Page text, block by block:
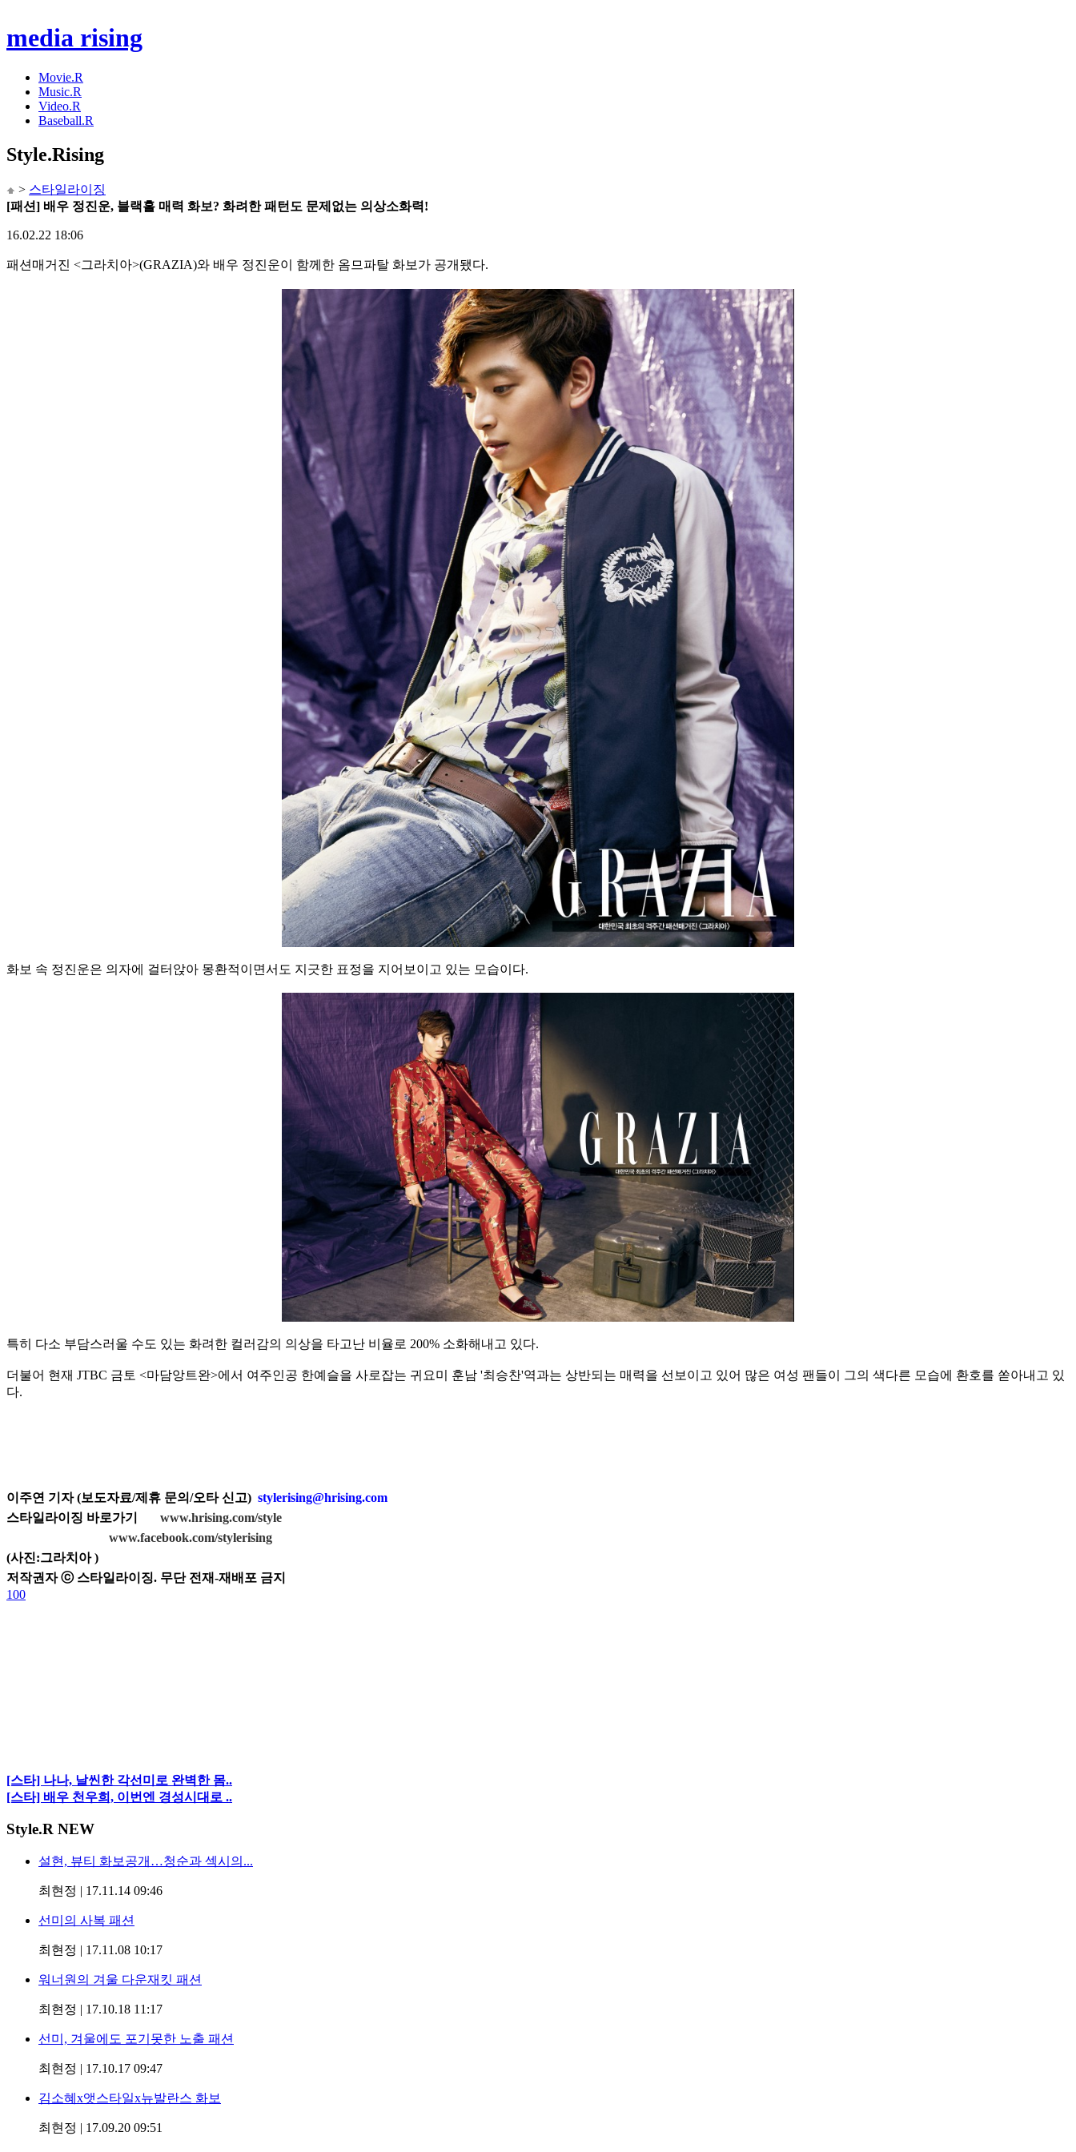
media rising
Movie.R
Music.R
Video.R
Baseball.R
Style.Rising
> 스타일라이징
[패션] 배우 정진운, 블랙홀 매력 화보? 화려한 패턴도 문제없는 의상소화력!
16.02.22 18:06
패션매거진 <그라치아>(GRAZIA)와 배우 정진운이 함께한 옴므파탈 화보가 공개됐다.
화보 속 정진운은 의자에 걸터앉아 몽환적이면서도 지긋한 표정을 지어보이고 있는 모습이다.
특히 다소 부담스러울 수도 있는 화려한 컬러감의 의상을 타고난 비율로 200% 소화해내고 있다.
더불어 현재 JTBC 금토 <마담앙트완>에서 여주인공 한예슬을 사로잡는 귀요미 훈남 '최승찬'역과는 상반되는 매력을 선보이고 있어 많은 여성 팬들이 그의 색다른 모습에 환호를 쏟아내고 있
다.
이주연 기자 (보도자료/제휴 문의/오타 신고) stylerising@hrising.com
스타일라이징 바로가기
www.hrising.com/style
www.facebook.com/stylerising
(사진:그라치아 )
저작권자 ⓒ 스타일라이징. 무단 전재-재배포 금지
100
[스타] 나나, 날씬한 각선미로 완벽한 몸..
[스타] 배우 천우희, 이번엔 경성시대로 ..
Style.R NEW
설현, 뷰티 화보공개…청순과 섹시의...
최현정 | 17.11.14 09:46
선미의 사복 패션
최현정 | 17.11.08 10:17
워너원의 겨울 다운재킷 패션
최현정 | 17.10.18 11:17
선미, 겨울에도 포기못한 노출 패션
최현정 | 17.10.17 09:47
김소혜x앳스타일x뉴발란스 화보
최현정 | 17.09.20 09:51